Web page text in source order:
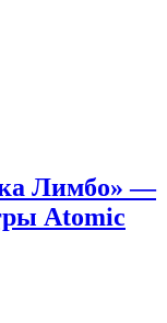
Лимбо» —
Atomic